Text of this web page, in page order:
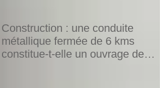
Construction : une conduite
métallique fermée de 6 kms
constitue-t-elle un ouvrage de